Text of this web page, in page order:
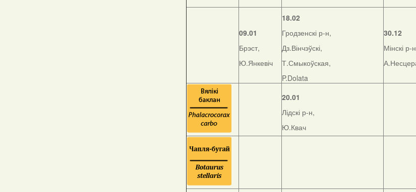
09.01
Брэст,
Ю.Янкевіч
18.02
Гродзенскі р-н,
Дз.Вінчэўскі,
Т.Смыкоўская,
P.Dolata
30.12
Мінскі р-
20.01
Лідскі р-н,
Ю.Квач